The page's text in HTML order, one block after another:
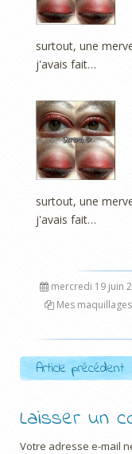
surtout, une
j'avais fait…
surtout, une
j'avais fait…
mercredi 19 juin
Mes
Post
Article précédent
Laisser un
Votre adresse e-mail